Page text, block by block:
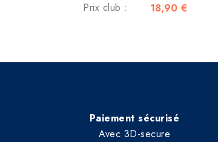
Prix club :
18,90 €
Paiement sécurisé
Avec 3D-secure